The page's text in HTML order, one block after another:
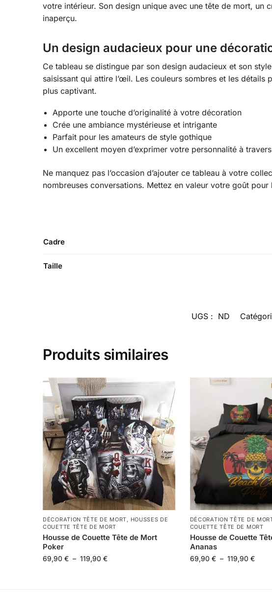
votre intérieur. Son design unique avec une tête de mort, un
inaperçu.
Un design audacieux pour une
Ce tableau se distingue par son design audacieux et son
saisissant qui attire l’œil. Les couleurs sombres et les
plus captivant.
Apporte une touche d’originalité à votre décoration
Crée une ambiance mystérieuse et intrigante
Parfait pour les amateurs de style gothique
Un excellent moyen d’exprimer votre personnalité à
Ne manquez pas l’occasion d’ajouter ce tableau à votre
nombreuses conversations. Mettez en valeur votre goût
Cadre
Taille
UGS : ND
Produits similaires
DÉCORATION TÊTE DE MORT, HOUSSES DE
COUETTE TÊTE DE MORT
Housse de Couette Tête de Mort
Poker
69,90€ – 119,90€
DÉCORATION TÊTE DE
COUETTE TÊTE DE MORT
Housse de Couette
Ananas
69,90 € – 119,90 €